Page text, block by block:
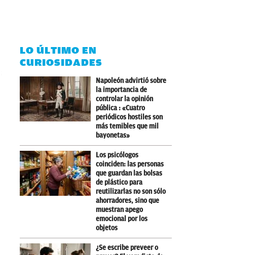
LO ÚLTIMO EN
CURIOSIDADES
Napoleón advirtió sobre
la importancia de
controlar la opinión
pública : «Cuatro
periódicos hostiles son
más temibles que mil
bayonetas»
Los psicólogos
coinciden: las personas
que guardan las bolsas
de plástico para
reutilizarlas no son sólo
ahorradores, sino que
muestran apego
emocional por los
objetos
¿Se escribe preveer o